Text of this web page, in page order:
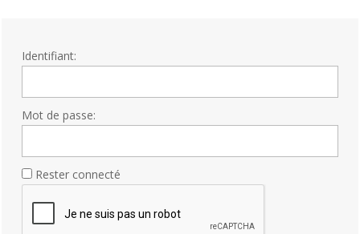
Identifiant:
Mot de passe:
Rester connecté